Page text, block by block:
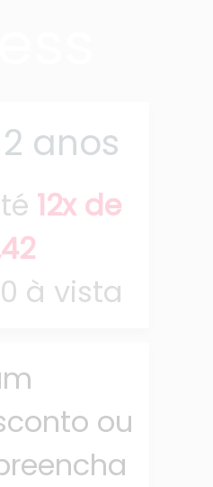
anos
12x de
à vista
ou